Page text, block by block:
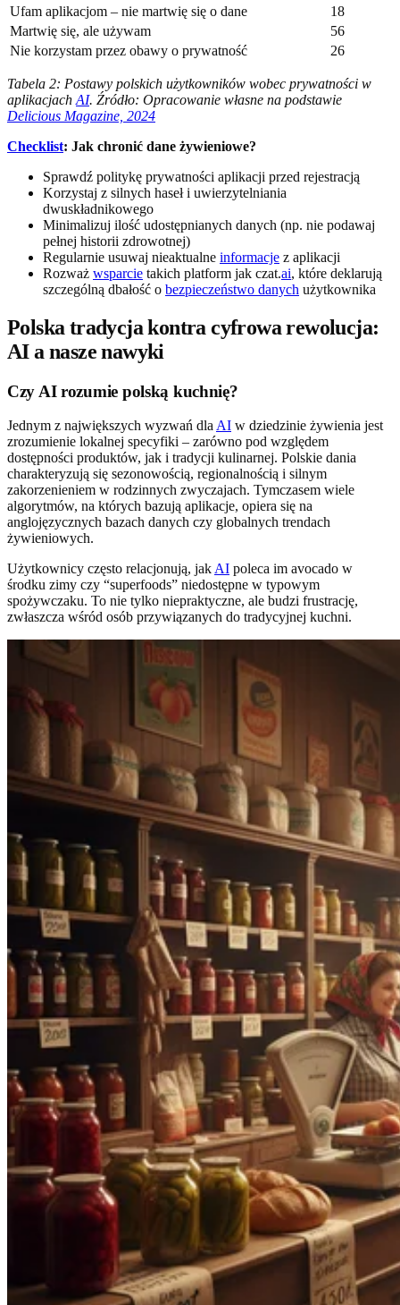
Ufam aplikacjom – nie martwię się o dane
18
Martwię się, ale używam
56
Nie korzystam przez obawy o prywatność
26
Tabela 2: Postawy polskich użytkowników wobec prywatności w
aplikacjach AI. Źródło: Opracowanie własne na podstawie
Delicious Magazine, 2024
Checklist: Jak chronić dane żywieniowe?
Sprawdź politykę prywatności aplikacji przed rejestracją
Korzystaj z silnych haseł i uwierzytelniania
dwuskładnikowego
Minimalizuj ilość udostępnianych danych (np. nie podawaj
pełnej historii zdrowotnej)
Regularnie usuwaj nieaktualne informacje z aplikacji
Rozważ wsparcie takich platform jak czat.ai, które deklarują
szczególną dbałość o bezpieczeństwo danych użytkownika
Polska tradycja kontra cyfrowa rewolucja:
AI a nasze nawyki
Czy AI rozumie polską kuchnię?
Jednym z największych wyzwań dla AI w dziedzinie żywienia jest
zrozumienie lokalnej specyfiki – zarówno pod względem
dostępności produktów, jak i tradycji kulinarnej. Polskie dania
charakteryzują się sezonowością, regionalnością i silnym
zakorzenieniem w rodzinnych zwyczajach. Tymczasem wiele
algorytmów, na których bazują aplikacje, opiera się na
anglojęzycznych bazach danych czy globalnych trendach
żywieniowych.
Użytkownicy często relacjonują, jak AI poleca im avocado w
środku zimy czy “superfoods” niedostępne w typowym
spożywczaku. To nie tylko niepraktyczne, ale budzi frustrację,
zwłaszcza wśród osób przywiązanych do tradycyjnej kuchni.